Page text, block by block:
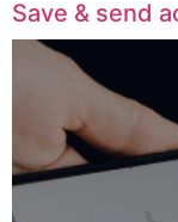
Save & send